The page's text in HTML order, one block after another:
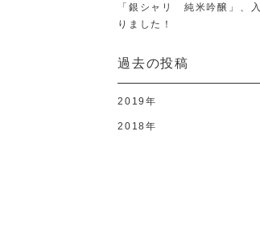
「銀シャリ 純米吟醸」、入
りました！
過去の投稿
2019年
2018年